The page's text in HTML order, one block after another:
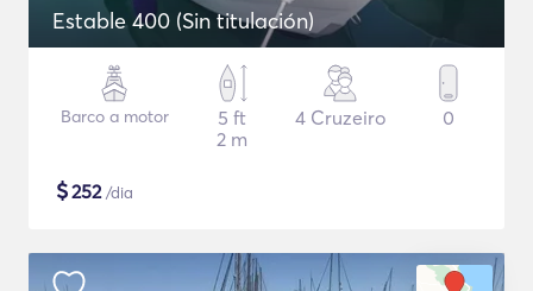
Estable 400 (Sin titulación)
Barco a motor
5 ft
2 m
4 Cruzeiro 0
$252/dia